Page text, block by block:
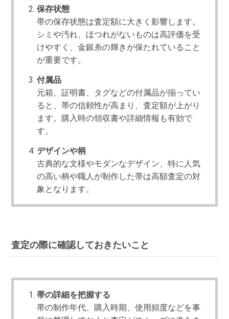
保存状態
帯の保存状態は査定額に大きく影響します。
シミや汚れ、ほつれがないものは高評価を受
けやすく、金銀糸の輝きが保たれていること
が重要です。
付属品
元箱、証明書、タグなどの付属品が揃ってい
ると、帯の信頼性が高まり、査定額が上がり
ます。購入時の領収書や詳細情報も有効で
す。
デザインや柄
古典的な文様やモダンなデザイン、特に人気
の高い柄や職人が制作した帯は高額査定の対
象となります。
査定の際に確認しておきたいこと
帯の詳細を把握する
帯の制作年代、購入時期、使用頻度などを事